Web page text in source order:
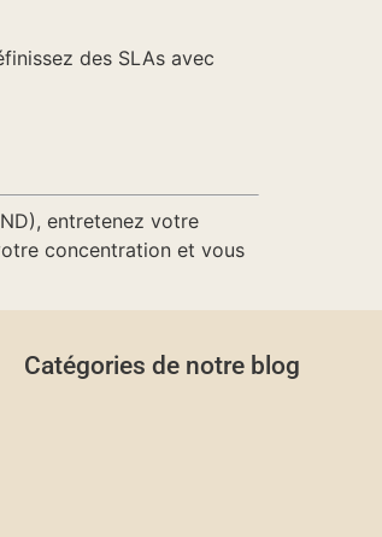
des SLAs avec
entretenez votre
concentration et vous
Catégories de notre blog